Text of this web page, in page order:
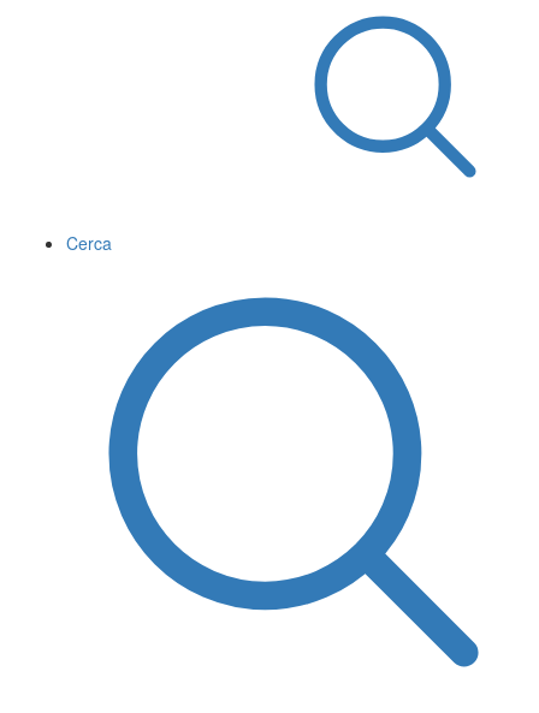
Cerca